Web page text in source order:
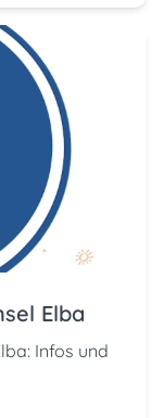
Elba
Infos und